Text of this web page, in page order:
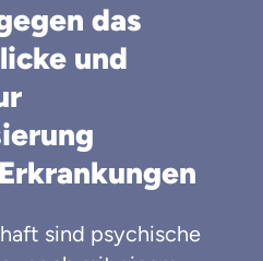
das
und
sind psychische